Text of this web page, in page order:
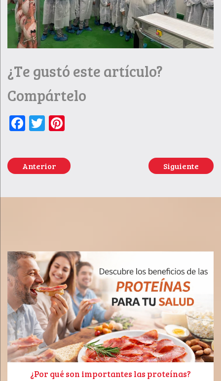
¿Te gustó este artículo?
Compártelo
Facebook
Twitter
Anterior Siguiente
¿Por qué son importantes las proteínas?